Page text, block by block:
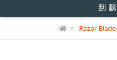
刮
Razor